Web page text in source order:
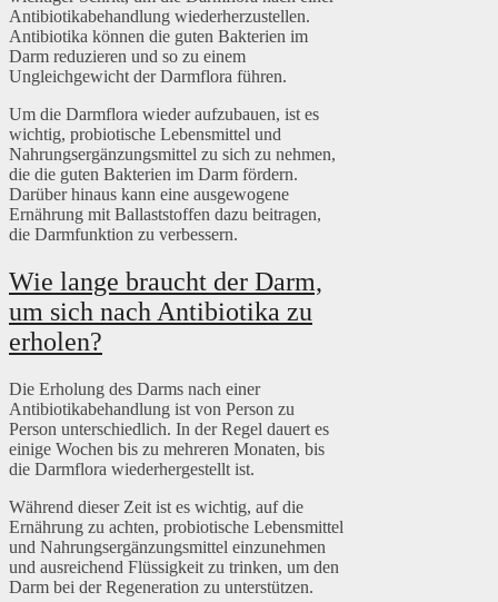
Antibiotikabehandlung wiederherzustellen.
Antibiotika können die guten Bakterien im
Darm reduzieren und so zu einem
Ungleichgewicht der Darmflora führen.
Um die Darmflora wieder aufzubauen, ist es
wichtig, probiotische Lebensmittel und
Nahrungsergänzungsmittel zu sich zu nehmen,
die die guten Bakterien im Darm fördern.
Darüber hinaus kann eine ausgewogene
Ernährung mit Ballaststoffen dazu beitragen,
die Darmfunktion zu verbessern.
Wie lange braucht der Darm,
um sich nach Antibiotika zu
erholen?
Die Erholung des Darms nach einer
Antibiotikabehandlung ist von Person zu
Person unterschiedlich. In der Regel dauert es
einige Wochen bis zu mehreren Monaten, bis
die Darmflora wiederhergestellt ist.
Während dieser Zeit ist es wichtig, auf die
Ernährung zu achten, probiotische Lebensmittel
und Nahrungsergänzungsmittel einzunehmen
und ausreichend Flüssigkeit zu trinken, um den
Darm bei der Regeneration zu unterstützen.